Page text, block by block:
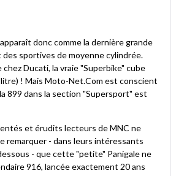
donc comme la dernière grande
sportives de moyenne cylindrée.
Ducati, la vraie "Superbike" cube
! Mais Moto-Net.Com est conscient
899 dans la section "Supersport" est
et érudits lecteurs de MNC ne
remarquer - dans leurs intéressants
- que cette "petite" Panigale ne
916, lancée exactement 20 ans